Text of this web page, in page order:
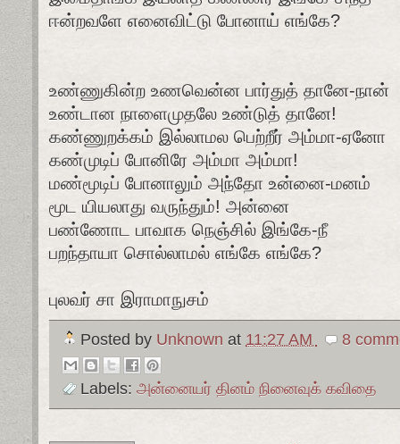
ஈன்றவளே எனைவிட்டு போனாய் எங்கே?
உண்ணுகின்ற உணவென்ன பார்துத் தானே-நான்
உண்டான நாளைமுதலே உண்டுத் தானே!
கண்ணுறக்கம் இல்லாமல பெற்றீர் அம்மா-ஏனோ
கண்முடிப் போனிரே அம்மா அம்மா!
மண்மூடிப் போனாலும் அந்தோ உன்னை-மனம்
மூட யியலாது வருந்தும்! அன்னை
பண்ணோட பாவாக நெஞ்சில் இங்கே-நீ
பறந்தாயா சொல்லாமல் எங்கே எங்கே?
புலவர் சா இராமாநுசம்
Posted by Unknown at 11:27 AM 8
Labels: அன்னையர் தினம் நினைவுக் கவிதை